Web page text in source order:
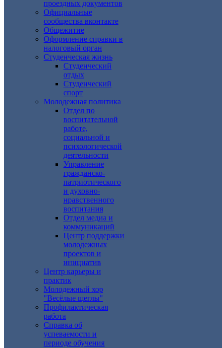
проездных документов
Официальные
сообщества вконтакте
Общежитие
Оформление справки в
налоговый орган
Студенческая жизнь
Студенческий
отдых
Студенческий
спорт
Молодежная политика
Отдел по
воспитательной
работе,
социальной и
психологической
деятельности
Управление
гражданско-
патриотического
и духовно-
нравственного
воспитания
Отдел медиа и
коммуникаций
Центр поддержки
молодежных
проектов и
инициатив
Центр карьеры и
практик
Молодежный хор
"Весёлые щеглы"
Профилактическая
работа
Справка об
успеваемости и
периоде обучения